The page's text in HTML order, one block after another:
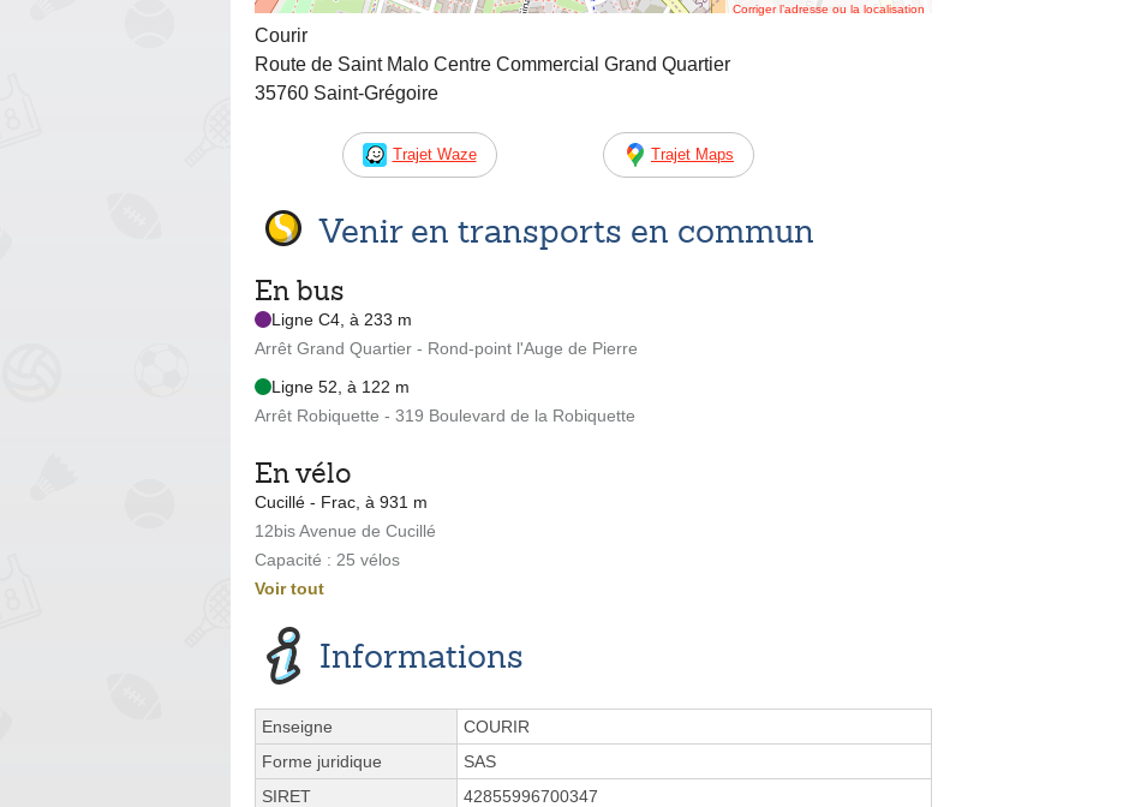
Corriger l’adresse ou la localisation
Courir
Route de Saint Malo Centre Commercial Grand Quartier
35760 Saint-Grégoire
Trajet Waze Trajet Maps
Venir en transports en commun
En bus
Ligne C4, à 233 m
Arrêt Grand Quartier - Rond-point l'Auge de Pierre
Ligne 52, à 122 m
Arrêt Robiquette - 319 Boulevard de la Robiquette
En vélo
Cucillé - Frac, à 931 m
12bis Avenue de Cucillé
Capacité : 25 vélos
Voir tout
Informations
Enseigne
COURIR
Forme juridique
SAS
SIRET
42855996700347